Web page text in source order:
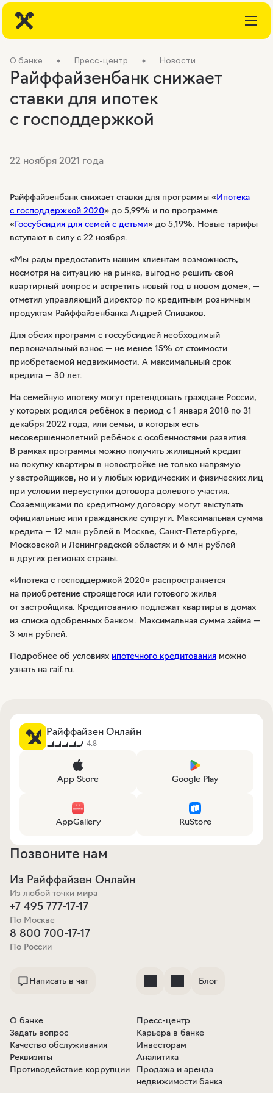
О банке Пресс-центр Новости
Райффайзенбанк снижает
ставки для ипотек
с господдержкой
22 ноября 2021 года
Райффайзенбанк снижает ставки для программы «Ипотека
с господдержкой 2020» до 5,99% и по программе
«Госсубсидия для семей с детьми» до 5,19%. Новые тарифы
вступают в силу с 22 ноября.
«Мы рады предоставить нашим клиентам возможность,
несмотря на ситуацию на рынке, выгодно решить свой
квартирный вопрос и встретить новый год в новом доме», —
отметил управляющий директор по кредитным розничным
продуктам Райффайзенбанка Андрей Спиваков.
Для обеих программ с госсубсидией необходимый
первоначальный взнос — не менее 15% от стоимости
приобретаемой недвижимости. А максимальный срок
кредита — 30 лет.
На семейную ипотеку могут претендовать граждане России,
у которых родился ребёнок в период с 1 января 2018 по 31
декабря 2022 года, или семьи, в которых есть
несовершеннолетний ребёнок с особенностями развития.
В рамках программы можно получить жилищный кредит
на покупку квартиры в новостройке не только напрямую
у застройщиков, но и у любых юридических и физических лиц
при условии переуступки договора долевого участия.
Созаемщиками по кредитному договору могут выступать
официальные или гражданские супруги. Максимальная сумма
кредита — 12 млн рублей в Москве, Санкт-Петербурге,
Московской и Ленинградской областях и 6 млн рублей
в других регионах страны.
«Ипотека с господдержкой 2020» распространяется
на приобретение строящегося или готового жилья
от застройщика. Кредитованию подлежат квартиры в домах
из списка одобренных банком. Максимальная сумма займа —
3 млн рублей.
Подробнее об условиях ипотечного кредитования можно
узнать на raif.ru.
Райффайзен Онлайн
4.8
App Store Google Play
AppGallery RuStore
Позвоните нам
Из Райффайзен Онлайн
Из любой точки мира
+7 495 777-17-17
По Москве
8 800 700-17-17
По России
Написать в чат Блог
О банке
Задать вопрос
Качество обслуживания
Реквизиты
Противодействие коррупции
Пресс-центр
Карьера в банке
Инвесторам
Аналитика
Продажа и аренда
недвижимости банка